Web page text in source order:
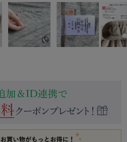
秋
ズパジャマ
一覧はこちら
- New Arrival -
す一覧はこちら
かぶり スリーパー
羽織・バスロ